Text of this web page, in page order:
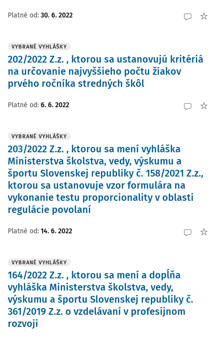
Platné od: 30. 6. 2022
VYBRANÉ VYHLÁŠKY
202/2022 Z.z. , ktorou sa ustanovujú kritériá
na určovanie najvyššieho počtu žiakov
prvého ročníka stredných škôl
Platné od: 6. 6. 2022
VYBRANÉ VYHLÁŠKY
203/2022 Z.z. , ktorou sa mení vyhláška
Ministerstva školstva, vedy, výskumu a
športu Slovenskej republiky č. 158/2021 Z.z.,
ktorou sa ustanovuje vzor formulára na
vykonanie testu proporcionality v oblasti
regulácie povolaní
Platné od: 14. 6. 2022
VYBRANÉ VYHLÁŠKY
164/2022 Z.z. , ktorou sa mení a dopĺňa
vyhláška Ministerstva školstva, vedy,
výskumu a športu Slovenskej republiky č.
361/2019 Z.z. o vzdelávaní v profesijnom
rozvoji